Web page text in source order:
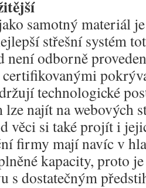
samotný materiál
střešní systém
není odborně
certifikovanými
technologické
lze najít na webových
věci si také projít i
firmy mají navíc v
kapacity, proto
s dostatečným